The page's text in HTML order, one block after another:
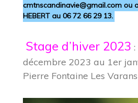
cmtnscandinavie@gmail.com ou
HEBERT au 06 72 66 29 13.
Stage d’hiver 2023
décembre 2023 au 1er
Pierre Fontaine Les